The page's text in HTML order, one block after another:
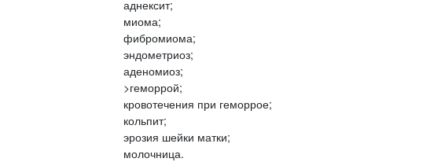
аднексит;
миома;
фибромиома;
эндометриоз;
аденомиоз;
>геморрой;
кровотечения при геморрое;
кольпит;
эрозия шейки матки;
молочница.